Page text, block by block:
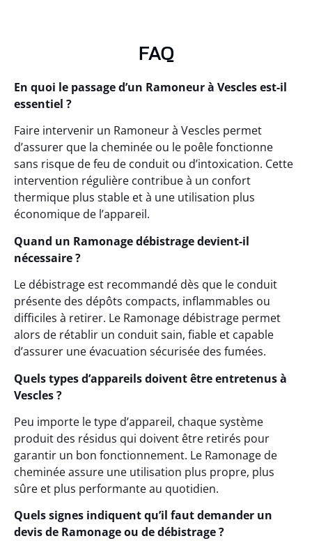
FAQ
En quoi le passage d’un Ramoneur à Vescles est-il
essentiel ?
Faire intervenir un Ramoneur à Vescles permet
d’assurer que la cheminée ou le poêle fonctionne
sans risque de feu de conduit ou d’intoxication. Cette
intervention régulière contribue à un confort
thermique plus stable et à une utilisation plus
économique de l’appareil.
Quand un Ramonage débistrage devient-il
nécessaire ?
Le débistrage est recommandé dès que le conduit
présente des dépôts compacts, inflammables ou
difficiles à retirer. Le Ramonage débistrage permet
alors de rétablir un conduit sain, fiable et capable
d’assurer une évacuation sécurisée des fumées.
Quels types d’appareils doivent être entretenus à
Vescles ?
Peu importe le type d’appareil, chaque système
produit des résidus qui doivent être retirés pour
garantir un bon fonctionnement. Le Ramonage de
cheminée assure une utilisation plus propre, plus
sûre et plus performante au quotidien.
Quels signes indiquent qu’il faut demander un
devis de Ramonage ou de débistrage ?